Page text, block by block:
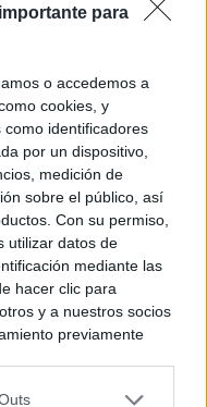
para
o accedemos a
cookies, y
identificadores
por un dispositivo,
medición de
sobre el público, así
Con su permiso,
utilizar datos de
mediante las
hacer clic para
y a nuestros socios
previamente
que algún